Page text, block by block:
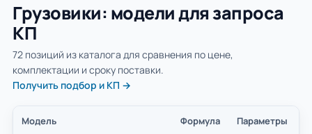
Грузовики: модели для запроса
КП
72 позиций из каталога для сравнения по цене,
комплектации и сроку поставки.
Получить подбор и КП →
Модель Формула Параметры